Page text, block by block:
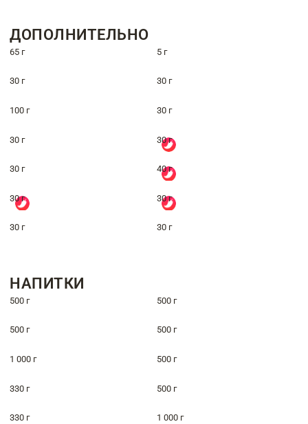
ДОПОЛНИТЕЛЬНО
65 г 5 г
30 г 30 г
100 г 30 г
30 г 30 г
30 г 40 г
30 г 30 г
30 г 30 г
НАПИТКИ
500 г 500 г
500 г 500 г
1 000 г 500 г
330 г 500 г
330 г 1 000 г